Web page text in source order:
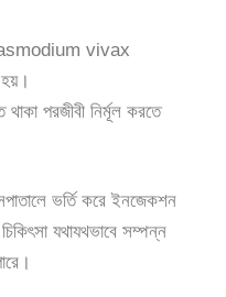
vivax
পরজীবী নির্মূল করতে
ভর্তি করে ইনজেকশন
যথাযথভাবে সম্পন্ন